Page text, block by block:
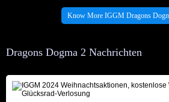
F: Welche Rabatte erhalte ich beim Kauf
Artikeln auf IGGM?
Wettbewerbsvorteile von IGGM. Unsere
beobachten Markttrends und passen die
auch ohne langes Vergleichen ganz einfach
Know More IGGM Dragons
Dragons Dogma 2 Nachrichten